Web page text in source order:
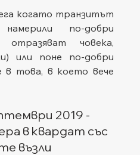
когато транзитът
по-добри
отразяват човека,
или поне по-добри
в това, в което вече
2019 -
в квардат със
възли